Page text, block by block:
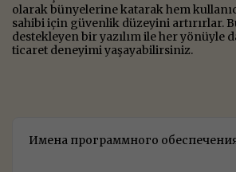
olarak bünyelerine katarak hem
sahibi için güvenlik düzeyini artırırlar.
destekleyen bir yazılım ile her yönüyle
ticaret deneyimi yaşayabilirsiniz.
Имена программного